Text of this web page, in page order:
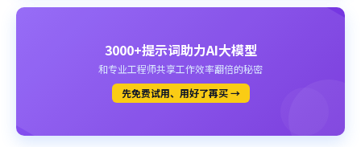
3000+提示词助力AI大模型
和专业工程师共享工作效率翻倍的秘密
先免费试用、用好了再买 →